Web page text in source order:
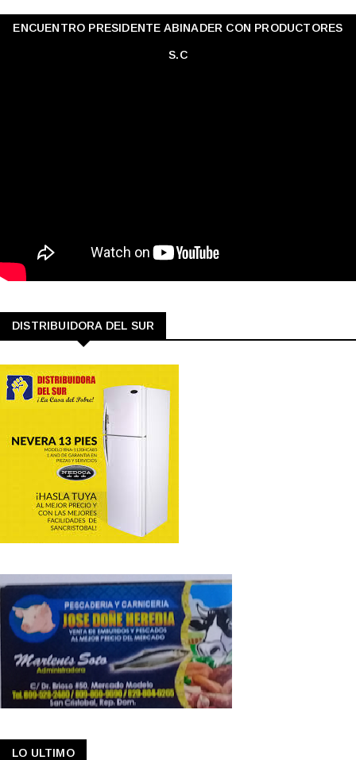
ENCUENTRO PRESIDENTE ABINADER CON PRODUCTORES
S.C
DISTRIBUIDORA DEL SUR
LO ULTIMO